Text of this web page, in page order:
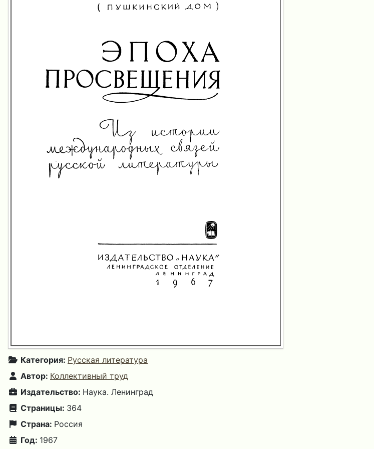
Категория: Русская литература
Автор: Коллективный труд
Издательство: Наука. Ленинград
Страницы: 364
Страна: Россия
Год: 1967